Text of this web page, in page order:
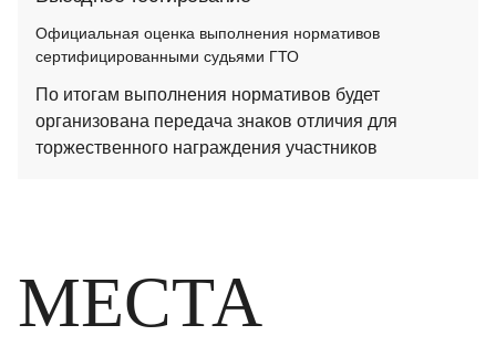
Официальная оценка выполнения нормативов
сертифицированными судьями ГТО
По итогам выполнения нормативов будет
организована передача знаков отличия для
торжественного награждения участников
МЕСТА